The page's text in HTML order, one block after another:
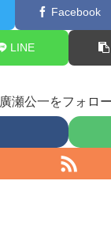
Facebook
LINE
廣瀬公一をフォロ